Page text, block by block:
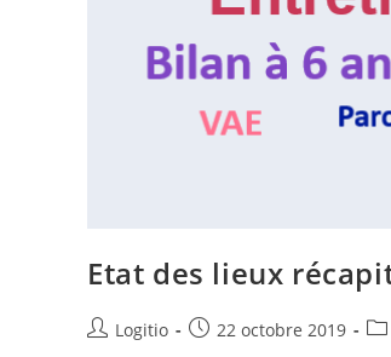
Etat des lieux
Logitio 22 octobre 2019